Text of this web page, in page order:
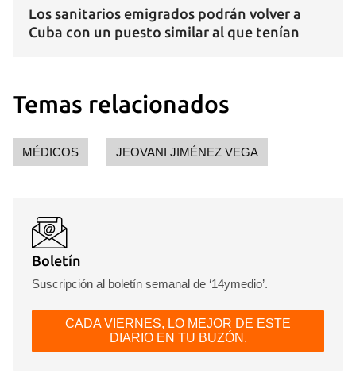
Los sanitarios emigrados podrán volver a
Cuba con un puesto similar al que tenían
Temas relacionados
MÉDICOS JEOVANI JIMÉNEZ VEGA
Boletín
Suscripción al boletín semanal de ‘14ymedio’.
CADA VIERNES, LO MEJOR DE ESTE
DIARIO EN TU BUZÓN.